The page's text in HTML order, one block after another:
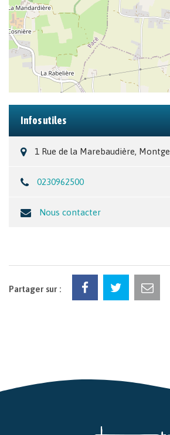
Infos utiles
1 Rue de la Marebaudière,
0230962500
Nous contacter
Partager sur :